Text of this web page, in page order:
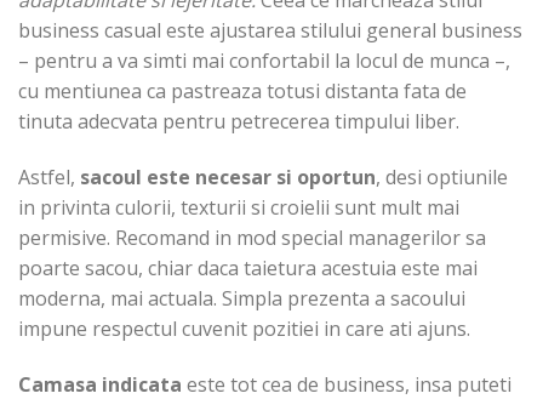
business casual este ajustarea stilului general business
– pentru a va simti mai confortabil la locul de munca –,
cu mentiunea ca pastreaza totusi distanta fata de
tinuta adecvata pentru petrecerea timpului liber.
Astfel, sacoul este necesar si oportun, desi optiunile
in privinta culorii, texturii si croielii sunt mult mai
permisive. Recomand in mod special managerilor sa
poarte sacou, chiar daca taietura acestuia este mai
moderna, mai actuala. Simpla prezenta a sacoului
impune respectul cuvenit pozitiei in care ati ajuns.
Camasa indicata este tot cea de business, insa puteti